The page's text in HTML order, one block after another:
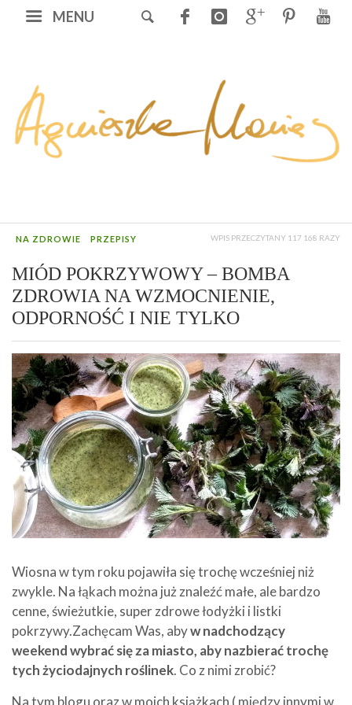
MENU
NA ZDROWIE PRZEPISY WPIS PRZECZYTANY 117 168 RAZY
MIÓD POKRZYWOWY – BOMBA
ZDROWIA NA WZMOCNIENIE,
ODPORNOŚĆ I NIE TYLKO
Wiosna w tym roku pojawiła się trochę wcześniej niż
zwykle. Na łąkach można już znaleźć małe, ale bardzo
cenne, świeżutkie, super zdrowe łodyżki i listki
pokrzywy.Zachęcam Was, abyw nadchodzący
weekend wybrać się za miasto, aby nazbierać trochę
tych życiodajnych roślinek. Co z nimi zrobić?